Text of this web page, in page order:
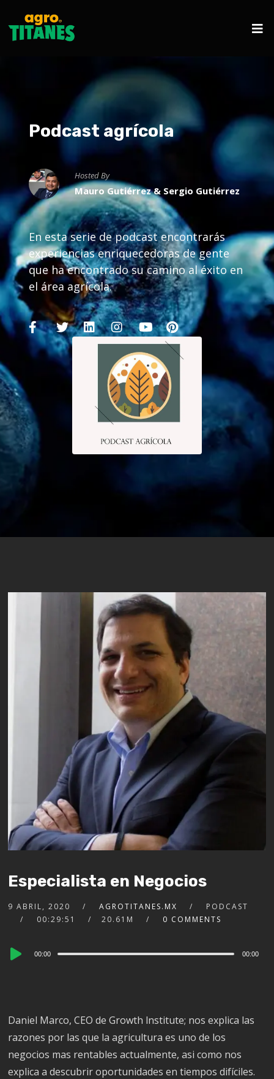
Podcast agrícola
Hosted By
Mauro Gutiérrez & Sergio Gutiérrez
En esta serie de podcast encontrarás
experiencias enriquecedoras de gente
que ha encontrado su camino al éxito en
el área agrícola.
Especialista en Negocios
9 ABRIL, 2020 AGROTITANES.MX
PODCAST
00:29:51
20.61M 0 COMMENTS
Audio
00:00 00:00
Daniel Marco, CEO de Growth lnstitute; nos explica las
razones por las que la agricultura es uno de los
negocios mas rentables actualmente, asi como nos
explica a descubrir oportunidades en tiempos difíciles.